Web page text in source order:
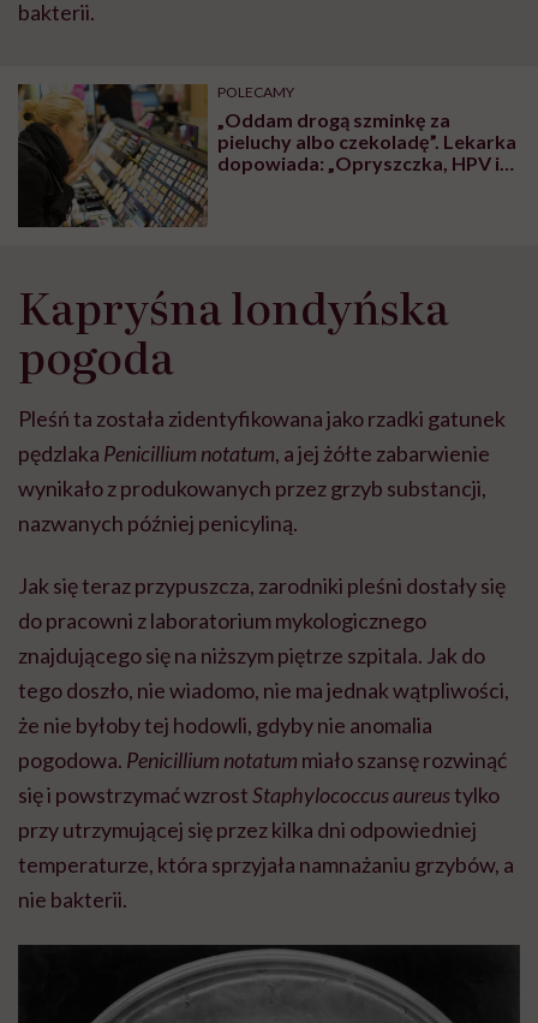
bakterii.
POLECAMY
„Oddam drogą szminkę za
pieluchy albo czekoladę”. Lekarka
dopowiada: „Opryszczka, HPV i
Kapryśna londyńska
pogoda
Pleśń ta została zidentyfikowana jako rzadki gatunek
pędzlaka Penicillium notatum, a jej żółte zabarwienie
wynikało z produkowanych przez grzyb substancji,
nazwanych później penicyliną.
Jak się teraz przypuszcza, zarodniki pleśni dostały się
do pracowni z laboratorium mykologicznego
znajdującego się na niższym piętrze szpitala. Jak do
tego doszło, nie wiadomo, nie ma jednak wątpliwości,
że nie byłoby tej hodowli, gdyby nie anomalia
pogodowa. Penicillium notatum miało szansę rozwinąć
się i powstrzymać wzrostStaphylococcus aureustylko
przy utrzymującej się przez kilka dni odpowiedniej
temperaturze, która sprzyjała namnażaniu grzybów, a
nie bakterii.